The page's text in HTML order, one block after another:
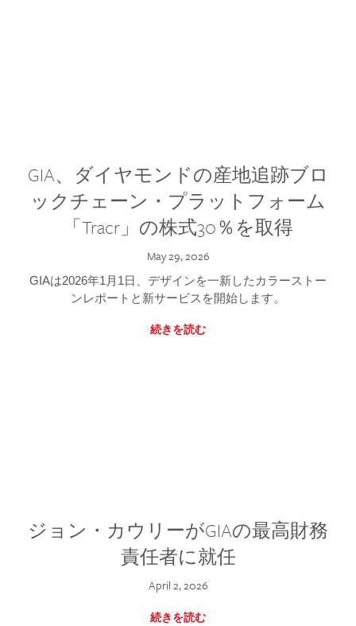
GIA、ダイヤモンドの産地追跡ブロ
ックチェーン・プラットフォーム
「Tracr」の株式30％を取得
May 29, 2026
GIAは2026年1月1日、デザインを一新したカラーストー
ンレポートと新サービスを開始します。
続きを読む
ジョン・カウリーがGIAの最高財務
責任者に就任
April 2, 2026
続きを読む